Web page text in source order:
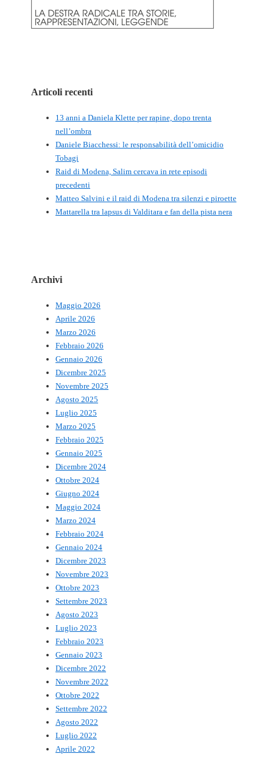
Articoli recenti
13 anni a Daniela Klette per rapine, dopo trenta
nell’ombra
Daniele Biacchessi: le responsabilità dell’omicidio
Tobagi
Raid di Modena, Salim cercava in rete episodi
precedenti
Matteo Salvini e il raid di Modena tra silenzi e piroette
Mattarella tra lapsus di Valditara e fan della pista nera
Archivi
Maggio 2026
Aprile 2026
Marzo 2026
Febbraio 2026
Gennaio 2026
Dicembre 2025
Novembre 2025
Agosto 2025
Luglio 2025
Marzo 2025
Febbraio 2025
Gennaio 2025
Dicembre 2024
Ottobre 2024
Giugno 2024
Maggio 2024
Marzo 2024
Febbraio 2024
Gennaio 2024
Dicembre 2023
Novembre 2023
Ottobre 2023
Settembre 2023
Agosto 2023
Luglio 2023
Febbraio 2023
Gennaio 2023
Dicembre 2022
Novembre 2022
Ottobre 2022
Settembre 2022
Agosto 2022
Luglio 2022
Aprile 2022